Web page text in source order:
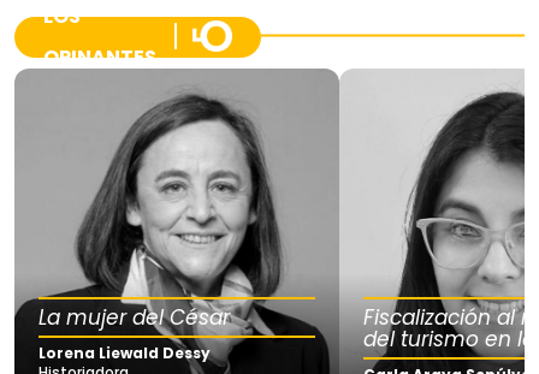
LOS
OPINANTES
La mujer del César
Lorena Liewald Dessy
Fiscalización al
del turismo en